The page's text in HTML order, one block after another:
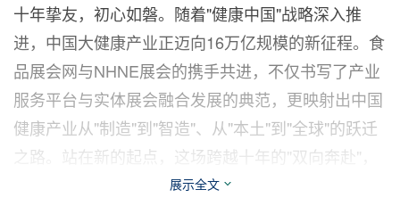
十年挚友，初心如磐。随着"健康中国"战略深入推
进，中国大健康产业正迈向16万亿规模的新征程。食
品展会网与NHNE展会的携手共进，不仅书写了产业
服务平台与实体展会融合发展的典范，更映射出中国
健康产业从"制造"到"智造"、从"本土"到"全球"的跃迁
之路。站在新的起点，这场跨越十年的"双向奔赴"，
必将为全球健康产业注入更多中国智慧与中国方案。
展示全文